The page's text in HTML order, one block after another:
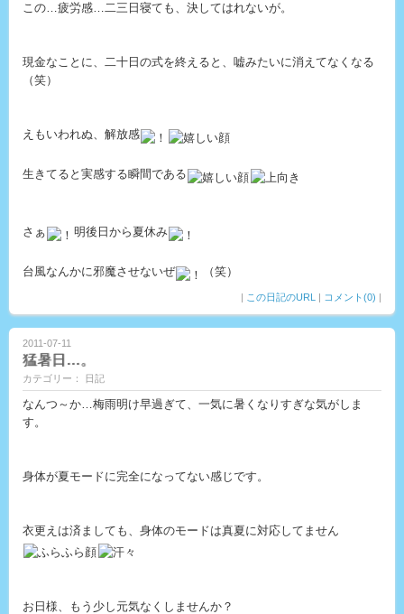
この…疲労感…二三日寝ても、決してはれないが。
現金なことに、二十日の式を終えると、嘘みたいに消えてなくなる
（笑）
えもいわれぬ、解放感
生きてると実感する瞬間である
さぁ 明後日から夏休み
台風なんかに邪魔させないぜ （笑）
| この日記のURL | コメント(0) |
2011-07-11
猛暑日…。
カテゴリー： 日記
なんつ～か…梅雨明け早過ぎて、一気に暑くなりすぎな気がしま
す。
身体が夏モードに完全になってない感じです。
衣更えは済ましても、身体のモードは真夏に対応してません
お日様、もう少し元気なくしませんか？